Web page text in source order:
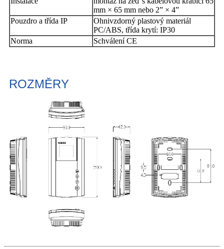
mm × 65 mm nebo 2” × 4”
Pouzdro a třída IP
Ohnivzdorný plastový materiál
PC/ABS, třída krytí: IP30
Norma
Schválení CE
ROZMĚRY